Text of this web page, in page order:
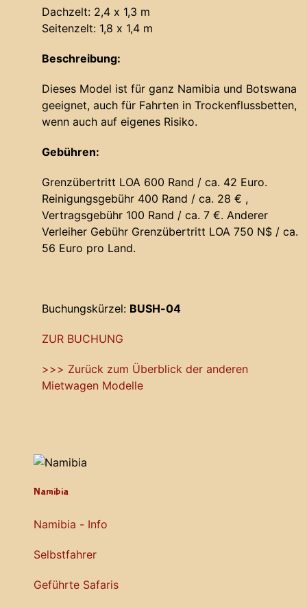
Dachzelt: 2,4 x 1,3 m
Seitenzelt: 1,8 x 1,4 m
Beschreibung:
Dieses Model ist für ganz Namibia und Botswana
geeignet, auch für Fahrten in Trockenflussbetten,
wenn auch auf eigenes Risiko.
Gebühren:
Grenzübertritt LOA 600 Rand / ca. 42 Euro.
Reinigungsgebühr 400 Rand / ca. 28 € ,
Vertragsgebühr 100 Rand / ca. 7 €. Anderer
Verleiher Gebühr Grenzübertritt LOA 750 N$ / ca.
56 Euro pro Land.
Buchungskürzel: BUSH-04
ZUR BUCHUNG
>>> Zurück zum Überblick der anderen
Mietwagen Modelle
Namibia
Namibia - Info
Selbstfahrer
Geführte Safaris